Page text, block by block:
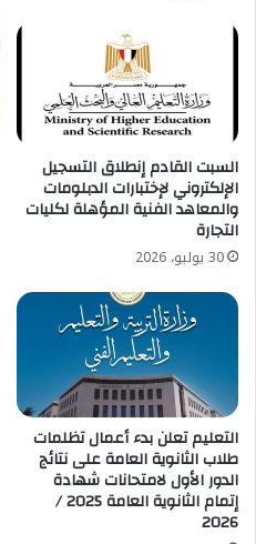
السبت القادم إنطلاق التسجيل
الإلكتروني لإختبارات الدبلومات
والمعاهد الفنية المؤهلة لكليات
التجارة
30 يوليو، 2026
التعليم تعلن بدء أعمال تظلمات
طلاب الثانوية العامة على نتائج
الدور الأول لامتحانات شهادة
إتمام الثانوية العامة 2025 /
2026